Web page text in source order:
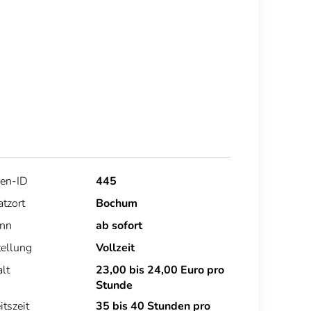
ID 445
Bochum
ab sofort
Vollzeit
23,00 bis 24,00 Euro pro
Stunde
35 bis 40 Stunden pro